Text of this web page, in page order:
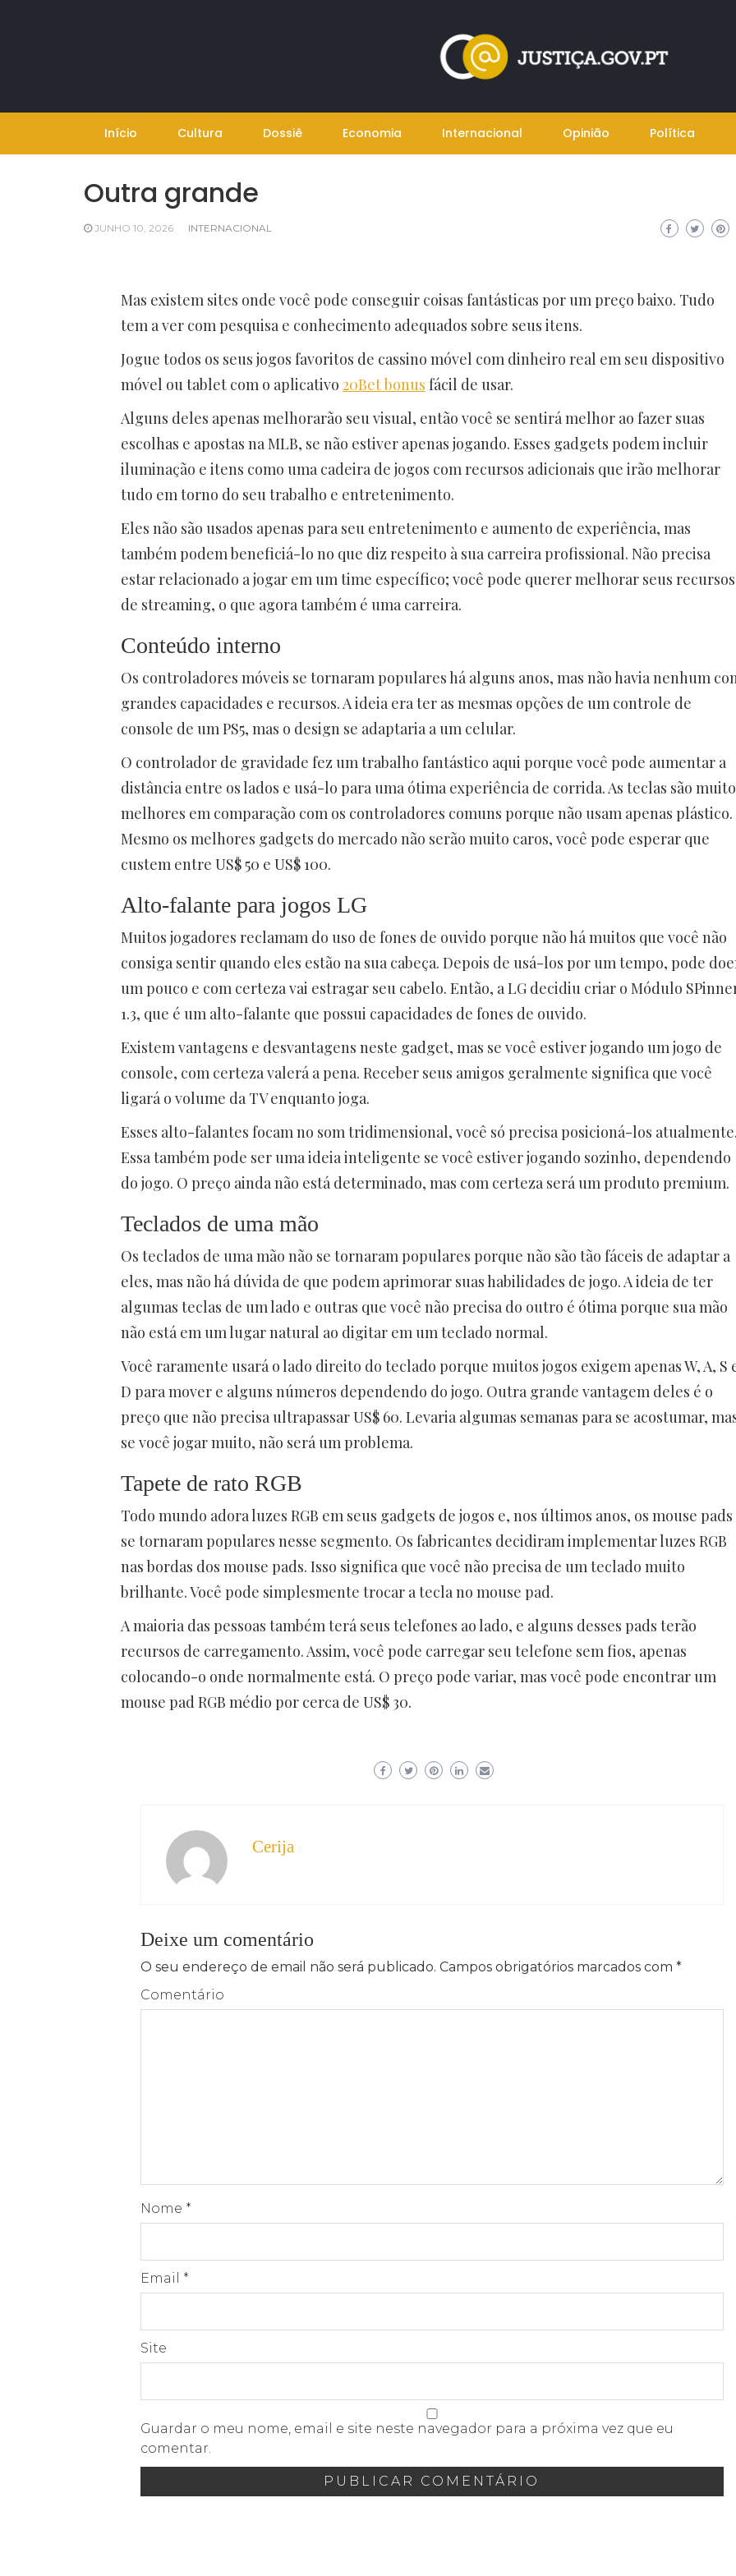
Início Cultura Dossiê Economia Internacional Opinião Política
Outra grande
JUNHO 10, 2026 INTERNACIONAL
Mas existem sites onde você pode conseguir coisas fantásticas por um preço baixo. Tudo
tem a ver com pesquisa e conhecimento adequados sobre seus itens.
Jogue todos os seus jogos favoritos de cassino móvel com dinheiro real em seu dispositivo
móvel ou tablet com o aplicativo 20Bet bonus fácil de usar.
Alguns deles apenas melhorarão seu visual, então você se sentirá melhor ao fazer suas
escolhas e apostas na MLB, se não estiver apenas jogando. Esses gadgets podem incluir
iluminação e itens como uma cadeira de jogos com recursos adicionais que irão melhorar
tudo em torno do seu trabalho e entretenimento.
Eles não são usados apenas para seu entretenimento e aumento de experiência, mas
também podem beneficiá-lo no que diz respeito à sua carreira profissional. Não precisa
estar relacionado a jogar em um time específico; você pode querer melhorar seus recursos
de streaming, o que agora também é uma carreira.
Conteúdo interno
Os controladores móveis se tornaram populares há alguns anos, mas não havia nenhum
grandes capacidades e recursos. A ideia era ter as mesmas opções de um controle de
console de um PS5, mas o design se adaptaria a um celular.
O controlador de gravidade fez um trabalho fantástico aqui porque você pode aumentar a
distância entre os lados e usá-lo para uma ótima experiência de corrida. As teclas são muito
melhores em comparação com os controladores comuns porque não usam apenas plástico.
Mesmo os melhores gadgets do mercado não serão muito caros, você pode esperar que
custem entre US$ 50 e US$ 100.
Alto-falante para jogos LG
Muitos jogadores reclamam do uso de fones de ouvido porque não há muitos que você não
consiga sentir quando eles estão na sua cabeça. Depois de usá-los por um tempo, pode
um pouco e com certeza vai estragar seu cabelo. Então, a LG decidiu criar o Módulo
1.3, que é um alto-falante que possui capacidades de fones de ouvido.
Existem vantagens e desvantagens neste gadget, mas se você estiver jogando um jogo de
console, com certeza valerá a pena. Receber seus amigos geralmente significa que você
ligará o volume da TV enquanto joga.
Esses alto-falantes focam no som tridimensional, você só precisa posicioná-los atualmente.
Essa também pode ser uma ideia inteligente se você estiver jogando sozinho, dependendo
do jogo. O preço ainda não está determinado, mas com certeza será um produto premium.
Teclados de uma mão
Os teclados de uma mão não se tornaram populares porque não são tão fáceis de adaptar a
eles, mas não há dúvida de que podem aprimorar suas habilidades de jogo. A ideia de ter
algumas teclas de um lado e outras que você não precisa do outro é ótima porque sua mão
não está em um lugar natural ao digitar em um teclado normal.
Você raramente usará o lado direito do teclado porque muitos jogos exigem apenas W, A, S
D para mover e alguns números dependendo do jogo. Outra grande vantagem deles é o
preço que não precisa ultrapassar US$ 60. Levaria algumas semanas para se acostumar,
se você jogar muito, não será um problema.
Tapete de rato RGB
Todo mundo adora luzes RGB em seus gadgets de jogos e, nos últimos anos, os mouse pads
se tornaram populares nesse segmento. Os fabricantes decidiram implementar luzes RGB
nas bordas dos mouse pads. Isso significa que você não precisa de um teclado muito
brilhante. Você pode simplesmente trocar a tecla no mouse pad.
A maioria das pessoas também terá seus telefones ao lado, e alguns desses pads terão
recursos de carregamento. Assim, você pode carregar seu telefone sem fios, apenas
colocando-o onde normalmente está. O preço pode variar, mas você pode encontrar um
mouse pad RGB médio por cerca de US$ 30.
Cerija
Deixe um comentário
O seu endereço de email não será publicado. Campos obrigatórios marcados com *
Comentário
Nome *
Email *
Site
Guardar o meu nome, email e site neste navegador para a próxima vez que eu
comentar.